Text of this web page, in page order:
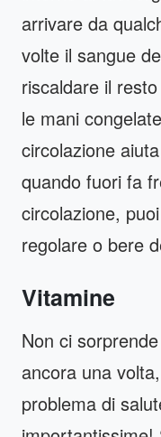
arrivare da
volte il sangue
riscaldare il
le mani
circolazione
quando fuori fa
circolazione,
regolare o bere
Vitamine
Non ci
ancora una
problema di